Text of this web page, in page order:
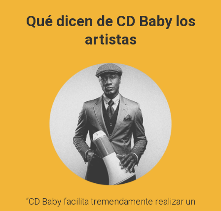
Qué dicen de CD Babylos
artistas
“CD Baby facilita tremendamente realizar un